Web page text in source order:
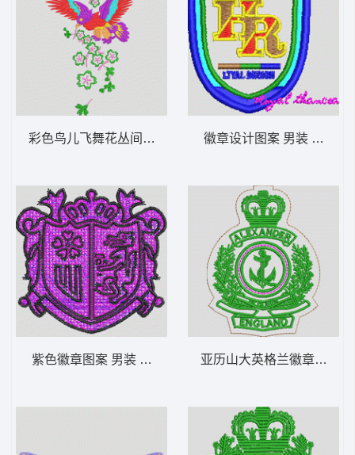
彩色鸟儿飞舞花丛间 鹰
紫色徽章图案 男装 章仔
徽章设计图案 男装 章仔
亚历山大英格兰徽章 男装